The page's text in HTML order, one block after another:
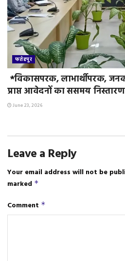
फतेहपुर
*विकासपरक, लाभार्थीपरक,
प्राप्त आवेदनों का ससमय
June 23, 2026
Leave a Reply
Your email address will not be
marked *
Comment *